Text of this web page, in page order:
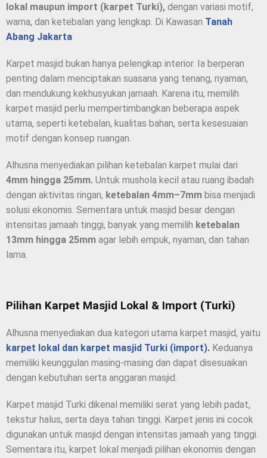
lokal maupun import (karpet Turki), dengan variasi motif,
warna, dan ketebalan yang lengkap. Di Kawasan Tanah
Abang Jakarta
Karpet masjid bukan hanya pelengkap interior. Ia berperan
penting dalam menciptakan suasana yang tenang, nyaman,
dan mendukung kekhusyukan jamaah. Karena itu, memilih
karpet masjid perlu mempertimbangkan beberapa aspek
utama, seperti ketebalan, kualitas bahan, serta kesesuaian
motif dengan konsep ruangan.
Alhusna menyediakan pilihan ketebalan karpet mulai dari
4mm hingga 25mm. Untuk mushola kecil atau ruang ibadah
dengan aktivitas ringan, ketebalan 4mm–7mm bisa menjadi
solusi ekonomis. Sementara untuk masjid besar dengan
intensitas jamaah tinggi, banyak yang memilih ketebalan
13mm hingga 25mm agar lebih empuk, nyaman, dan tahan
lama.
Pilihan Karpet Masjid Lokal & Import (Turki)
Alhusna menyediakan dua kategori utama karpet masjid, yaitu
karpet lokal dan karpet masjid Turki (import). Keduanya
memiliki keunggulan masing-masing dan dapat disesuaikan
dengan kebutuhan serta anggaran masjid.
Karpet masjid Turki dikenal memiliki serat yang lebih padat,
tekstur halus, serta daya tahan tinggi. Karpet jenis ini cocok
digunakan untuk masjid dengan intensitas jamaah yang tinggi.
Sementara itu, karpet lokal menjadi pilihan ekonomis dengan